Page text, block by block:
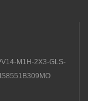
M1H-2X3-GLS-
161362